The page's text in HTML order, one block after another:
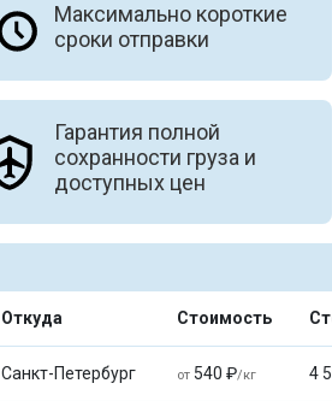
Максимально короткие
сроки отправки
Гарантия полной
сохранности груза и
доступных цен
Откуда Стоимость
Санкт-Петербург от 540 ₽/кг 4